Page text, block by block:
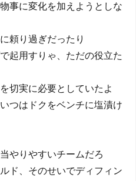
事に変化を加えようとしな
頼り過ぎだったり
起用すりゃ、ただの役立た
切実に必要としていたよ
つはドクをベンチに塩漬け
やりやすいチームだろ
ド、そのせいでディフィン